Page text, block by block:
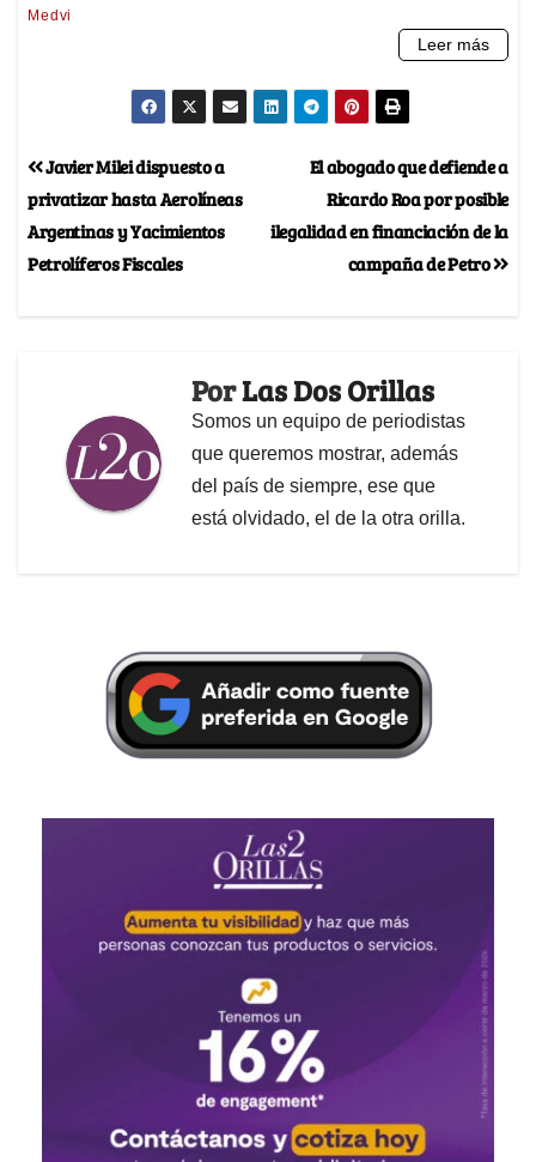
El abogado que defiende a
Ricardo Roa por posible
ilegalidad en financiación de la
campaña de Petro
Javier Milei dispuesto a
privatizar hasta Aerolíneas
Argentinas y Yacimientos
Petrolíferos Fiscales
PorLas Dos Orillas
Somos un equipo de periodistas
que queremos mostrar, además
del país de siempre, ese que
está olvidado, el de la otra orilla.